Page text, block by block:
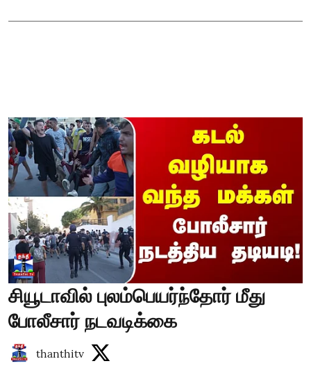
சியூடாவில் புலம்பெயர்ந்தோர் மீது
போலீசார் நடவடிக்கை
thanthitv